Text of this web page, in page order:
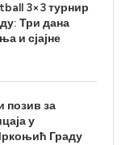
3×3 турнир
Три дана
и сјајне
позив за
у
Граду